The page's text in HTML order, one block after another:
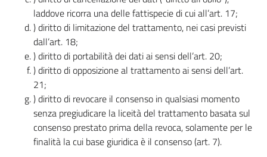
laddove ricorra una delle fattispecie di cui all’art. 17;
) diritto di limitazione del trattamento, nei casi previsti
dall’art. 18;
) diritto di portabilità dei dati ai sensi dell’art. 20;
) diritto di opposizione al trattamento ai sensi dell’art.
21;
) diritto di revocare il consenso in qualsiasi momento
senza pregiudicare la liceità del trattamento basata sul
consenso prestato prima della revoca, solamente per le
finalità la cui base giuridica è il consenso (art. 7).